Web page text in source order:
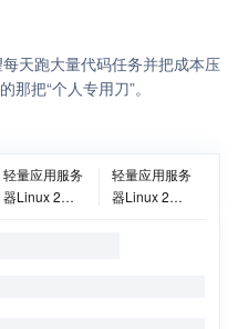
天跑大量代码任务并把成本压
那把“个人专用刀”。
轻量应用服务
器Linux 2核
轻量应用服务
器Linux 2核